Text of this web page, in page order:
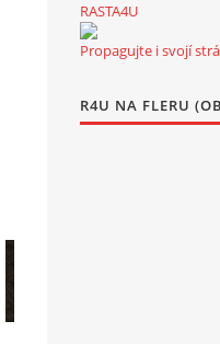
RASTA4U
Propagujte i svojí
R4U NA FLERU